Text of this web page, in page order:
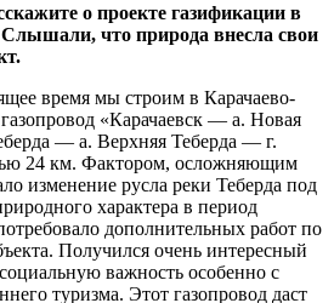
о проекте газификации в
что природа внесла свои
время мы строим в Карачаево-
«Карачаевск — а. Новая
— а. Верхняя Теберда — г.
24 км. Фактором, осложняющим
изменение русла реки Теберда под
характера в период
дополнительных работ по
Получился очень интересный
важность особенно с
туризма. Этот газопровод даст